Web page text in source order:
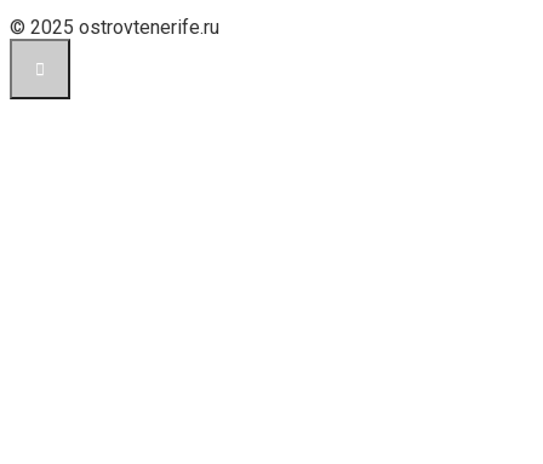
© 2025 ostrovtenerife.ru